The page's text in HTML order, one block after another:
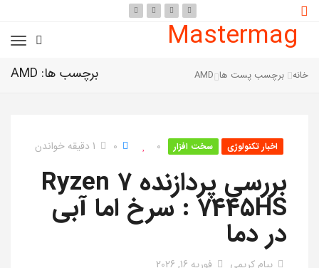
Mastermag
برچسب ها: AMD خانه برچسب پست ها AMD
اخبار تکنولوژی سخت افزار 0
0 1 دقیقه خواندن
بررسی پردازنده Ryzen 7
7445HS : سرخ اما آبی
در دما
پیام کریمی فوریه 16, 2026